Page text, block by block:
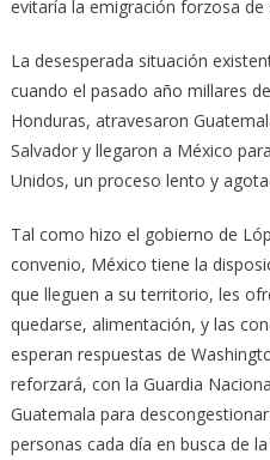
evitaría la emigración forzosa de
La desesperada situación
cuando el pasado año millares
Honduras, atravesaron
Salvador y llegaron a México
Unidos, un proceso lento y
Tal como hizo el gobierno de
convenio, México tiene la
que lleguen a su territorio, les
quedarse, alimentación, y las
esperan respuestas de
reforzará, con la Guardia
Guatemala para
personas cada día en busca de